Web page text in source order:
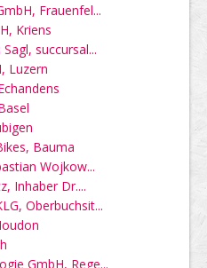
Frauenfel...
Kriens
succursal...
Luzern
Bauma
Wojkow...
Inhaber Dr....
Oberbuchsit...
GmbH, Rege...